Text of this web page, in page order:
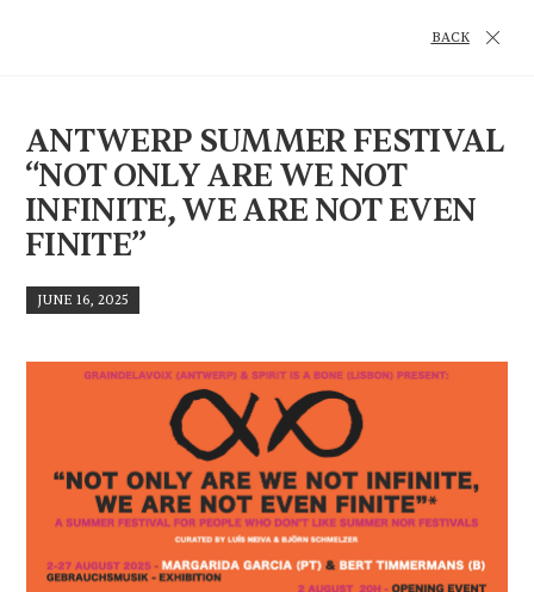
BACK
ANTWERP SUMMER FESTIVAL
“NOT ONLY ARE WE NOT
INFINITE, WE ARE NOT EVEN
FINITE”
JUNE 16, 2025